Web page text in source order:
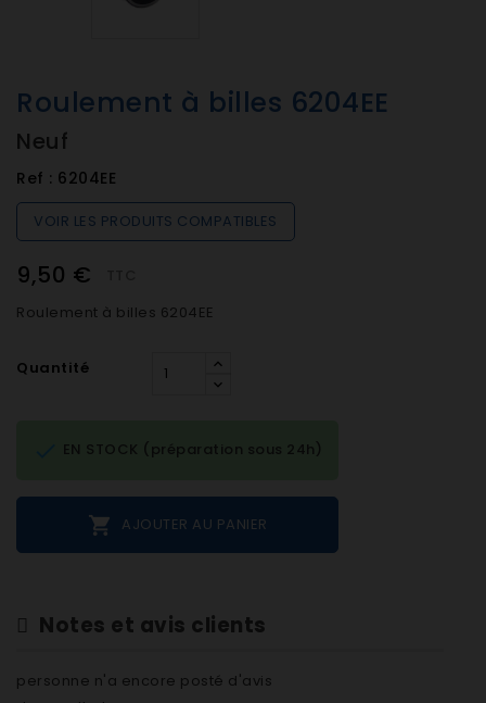
Roulement à billes 6204EE
Neuf
Ref : 6204EE
VOIR LES PRODUITS COMPATIBLES
9,50 €
Roulement à billes 6204EE
Quantité
 AJOUTER AU PANIER
EN STOCK (préparation sous 24h)
Notes et avis clients
personne n'a encore posté d'avis